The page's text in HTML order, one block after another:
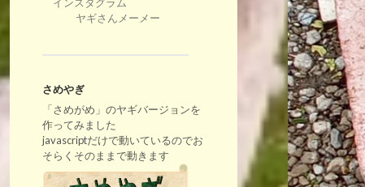
インスタグラム
ヤギさんメーメー
さめやぎ
「さめがめ」のヤギバージョンを
作ってみました
javascriptだけで動いているのでお
そらくそのままで動きます